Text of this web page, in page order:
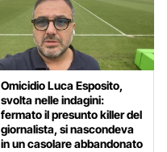
Omicidio Luca Esposito,
svolta nelle indagini:
fermato il presunto killer del
giornalista, si nascondeva
in un casolare abbandonato